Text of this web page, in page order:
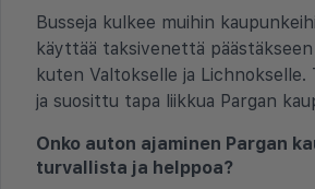
Busseja kulkee muihin
käyttää taksivenettä
kuten Valtokselle ja Lichnokselle.
ja suosittu tapa liikkua Pargan
Onko auton ajaminen Pargan
turvallista ja helppoa?